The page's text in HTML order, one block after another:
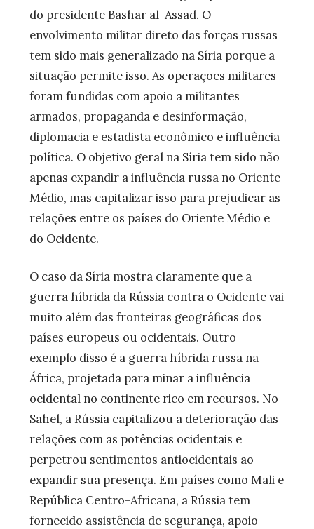
do presidente Bashar al-Assad. O
envolvimento militar direto das forças russas
tem sido mais generalizado na Síria porque a
situação permite isso. As operações militares
foram fundidas com apoio a militantes
armados, propaganda e desinformação,
diplomacia e estadista econômico e influência
política. O objetivo geral na Síria tem sido não
apenas expandir a influência russa no Oriente
Médio, mas capitalizar isso para prejudicar as
relações entre os países do Oriente Médio e
do Ocidente.
O caso da Síria mostra claramente que a
guerra híbrida da Rússia contra o Ocidente vai
muito além das fronteiras geográficas dos
países europeus ou ocidentais. Outro
exemplo disso é a guerra híbrida russa na
África, projetada para minar a influência
ocidental no continente rico em recursos. No
Sahel, a Rússia capitalizou a deterioração das
relações com as potências ocidentais e
perpetrou sentimentos antiocidentais ao
expandir sua presença. Em países como Mali e
República Centro-Africana, a Rússia tem
fornecido assistência de segurança, apoio